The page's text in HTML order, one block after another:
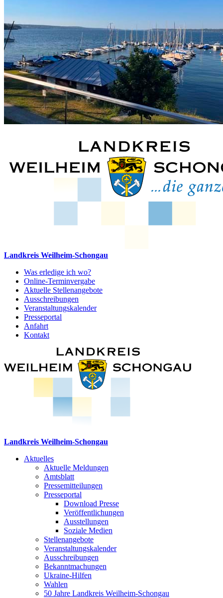
Landkreis Weilheim-Schongau
Was erledige ich wo?
Online-Terminvergabe
Aktuelle Stellenangebote
Ausschreibungen
Veranstaltungskalender
Presseportal
Anfahrt
Kontakt
Landkreis Weilheim-Schongau
Aktuelles
Aktuelle Meldungen
Amtsblatt
Pressemitteilungen
Presseportal
Download Presse
Veröffentlichungen
Ausstellungen
Soziale Medien
Stellenangebote
Veranstaltungskalender
Ausschreibungen
Bekanntmachungen
Ukraine-Hilfen
Wahlen
50 Jahre Landkreis Weilheim-Schongau